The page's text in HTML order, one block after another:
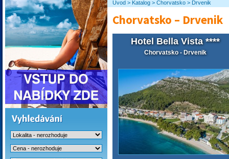
Úvod > Katalog > Chorvatsko > Drvenik
Chorvatsko – Drvenik
Hotel Bella Vista ****
Chorvatsko - Drvenik